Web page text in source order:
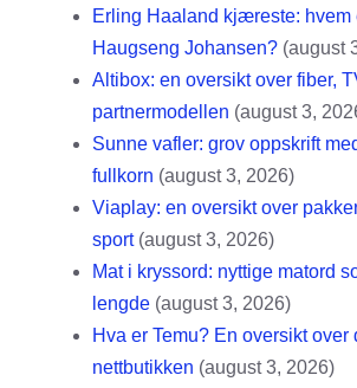
Erling Haaland kjæreste: hvem
Haugseng Johansen? (august
Altibox: en oversikt over fiber,
partnermodellen (august 3,
Sunne vafler: grov oppskrift
fullkorn (august 3, 2026)
Viaplay: en oversikt over
sport (august 3, 2026)
Mat i kryssord: nyttige matord
lengde (august 3, 2026)
Hva er Temu? En oversikt
nettbutikken (august 3, 2026)